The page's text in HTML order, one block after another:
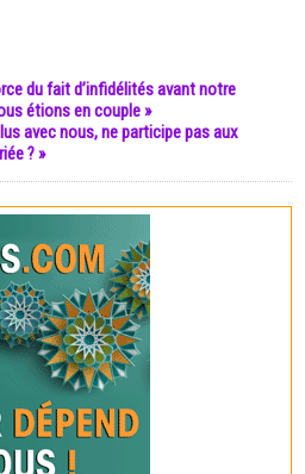
du fait d’infidélités avant notre
étions en couple »
avec nous, ne participe pas aux
? »